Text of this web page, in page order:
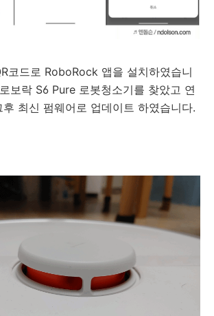
코드로 RoboRock 앱을 설치하였습니
보락 S6 Pure 로봇청소기를 찾았고 연
최신 펌웨어로 업데이트 하였습니다.